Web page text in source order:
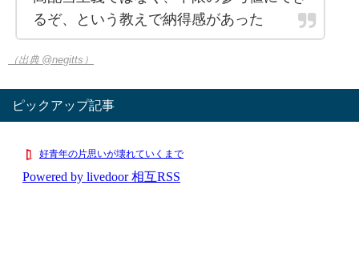
るぞ、という教えで納得感があった
（出典 @negitts）
ピックアップ記事